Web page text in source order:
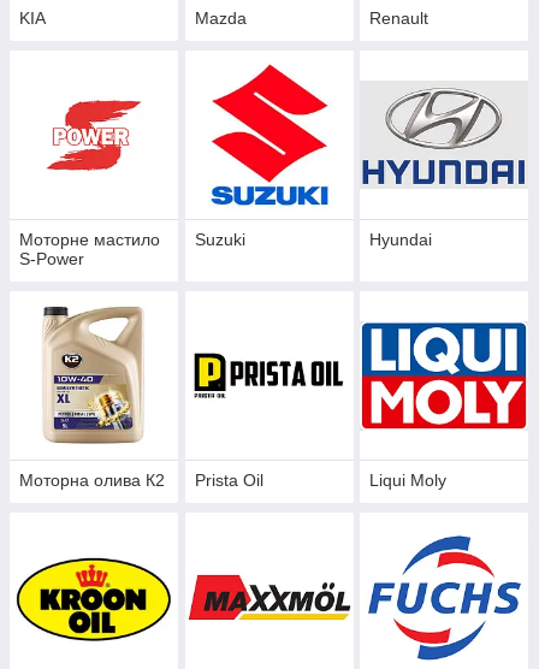
KIA Mazda Renault
Моторне мастило
S-Power
Suzuki Hyundai
Моторна олива К2 Prista Oil Liqui Moly